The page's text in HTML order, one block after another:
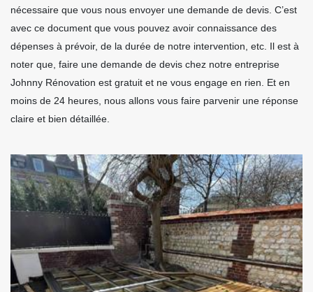
nécessaire que vous nous envoyer une demande de devis. C’est
avec ce document que vous pouvez avoir connaissance des
dépenses à prévoir, de la durée de notre intervention, etc. Il est à
noter que, faire une demande de devis chez notre entreprise
Johnny Rénovation est gratuit et ne vous engage en rien. Et en
moins de 24 heures, nous allons vous faire parvenir une réponse
claire et bien détaillée.